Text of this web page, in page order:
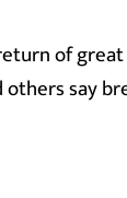
of
others say